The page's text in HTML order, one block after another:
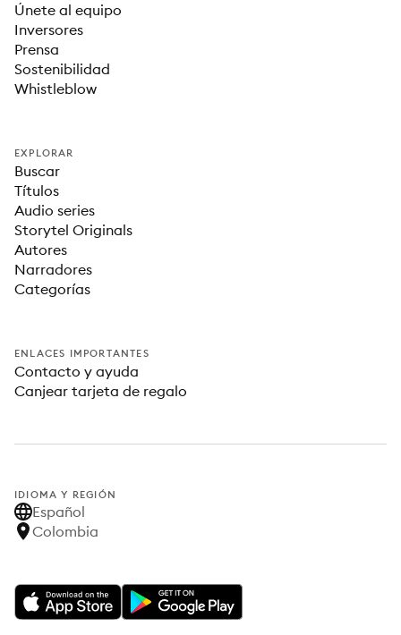
Únete al equipo
Inversores
Prensa
Sostenibilidad
Whistleblow
EXPLORAR
Buscar
Títulos
Audio series
Storytel Originals
Autores
Narradores
Categorías
ENLACES IMPORTANTES
Contacto y ayuda
Canjear tarjeta de regalo
IDIOMA Y REGIÓN
Español
Colombia